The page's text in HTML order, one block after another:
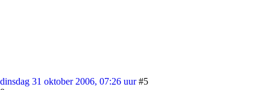
dinsdag 31 oktober 2006, 07:26 uur #5